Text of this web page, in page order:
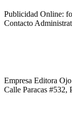
Publicidad Online:
Contacto
Empresa Editora Ojo
Calle Paracas #532,